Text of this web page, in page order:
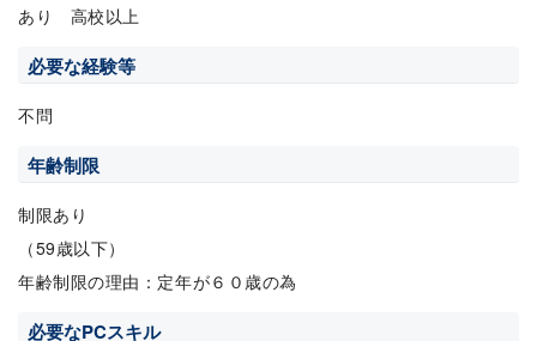
あり 高校以上
必要な経験等
不問
年齢制限
制限あり
（59歳以下）
年齢制限の理由：定年が６０歳の為
必要なPCスキル